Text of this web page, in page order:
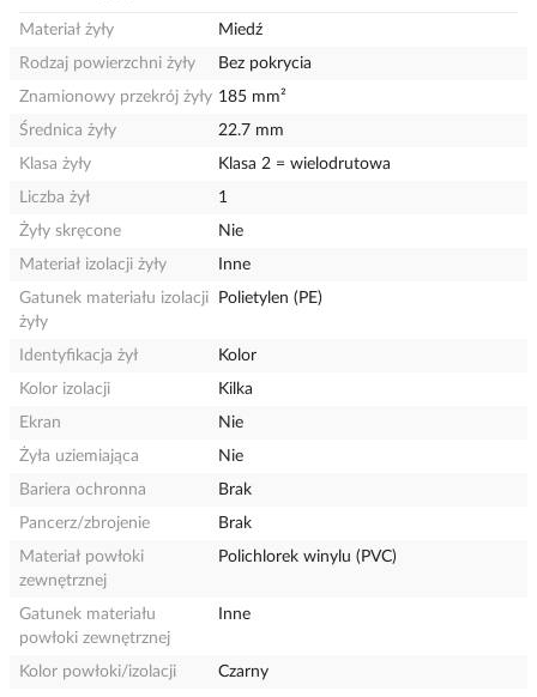
Materiał żyły
Miedź
Rodzaj powierzchni żyły
Bez pokrycia
Znamionowy przekrój żyły 185 mm²
Średnica żyły
22.7 mm
Klasa żyły
Klasa 2 = wielodrutowa
Liczba żył
1
Żyły skręcone
Nie
Materiał izolacji żyły
Inne
Gatunek materiału izolacji
żyły
Polietylen (PE)
Identyfikacja żył
Kolor
Kolor izolacji
Kilka
Ekran
Nie
Żyła uziemiająca
Nie
Bariera ochronna
Brak
Pancerz/zbrojenie
Brak
Materiał powłoki
zewnętrznej
Polichlorek winylu (PVC)
Gatunek materiału
powłoki zewnętrznej
Inne
Kolor powłoki/izolacji Czarny